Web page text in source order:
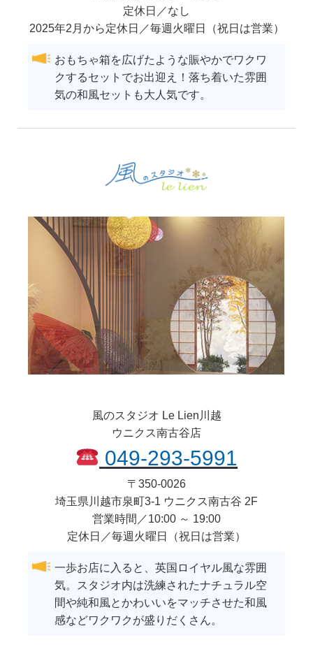
定休日／なし
2025年2月から定休日／毎週火曜日（祝日は営業）
おもちゃ箱を広げたような賑やかでワクワ
クするセットでお出迎え！落ち着いた雰囲
気の和風セットも大人気です。
風のスタジオ Le Lien川越
ウニクス南古谷店
049-293-5991
〒 350-0026
埼玉県 川越市泉町3-1 ウニクス南古谷 2F
営業時間／10:00 ～ 19:00
定休日／毎週火曜日（祝日は営業）
一歩お店に入ると、英国ロイヤル風な雰囲
気。スタジオ内は洗練されたナチュラル空
間や純和風とかわいいをマッチさせた和風
感などワクワクが盛りだくさん。